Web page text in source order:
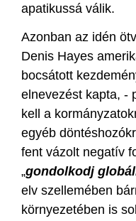
apatikussá válik.
Azonban az idén
Denis Hayes
bocsátott
elnevezést kapta, -
kell a
egyéb
fent vázolt negatív
„gondolkodj
elv szellemében
környezetében is